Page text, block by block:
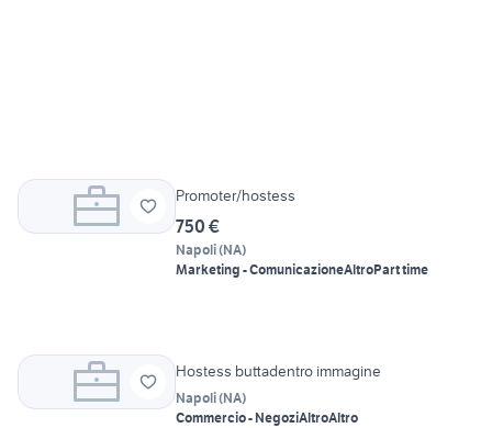
Promoter/hostess
750 €
Napoli(NA)
Marketing - ComunicazioneAltroPart time
Hostess buttadentro immagine
Napoli(NA)
Commercio - NegoziAltroAltro